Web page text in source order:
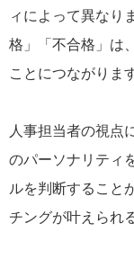
ィによって異なり
格」「不合格」は
ことにつながりま
人事担当者の視点
のパーソナリティ
ルを判断すること
チングが叶えられ